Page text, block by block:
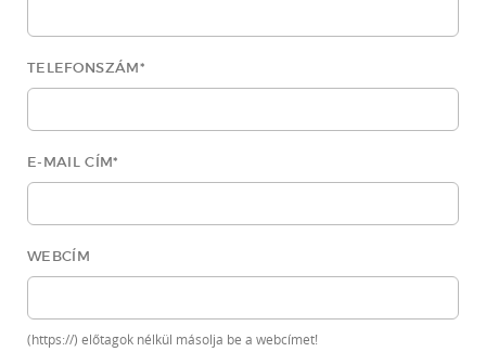
TELEFONSZÁM *
E-MAIL CÍM*
WEBCÍM
(https://) előtagok nélkül másolja be a webcímet!